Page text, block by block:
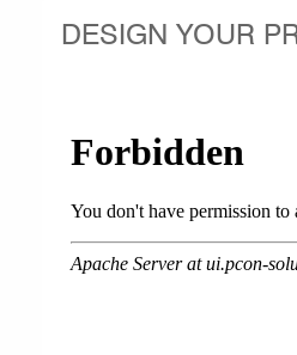
DESIGN YOUR